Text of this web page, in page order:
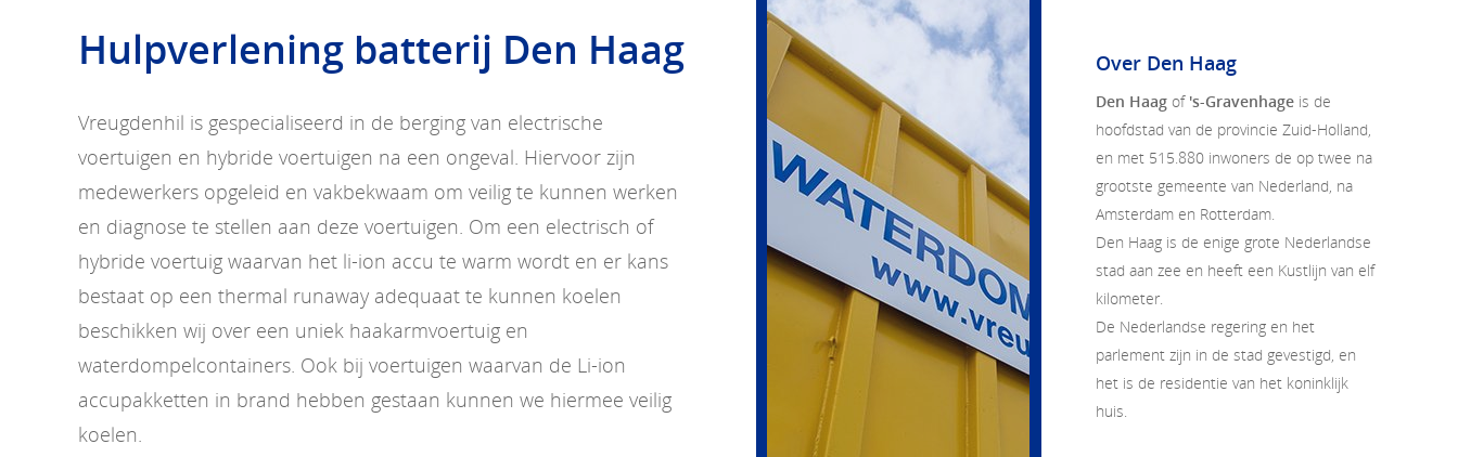
Hulpverlening batterij Den Haag
Vreugdenhil is gespecialiseerd in de berging van electrische
voertuigen en hybride voertuigen na een ongeval. Hiervoor zijn
medewerkers opgeleid en vakbekwaam om veilig te kunnen werken
en diagnose te stellen aan deze voertuigen. Om een electrisch of
hybride voertuig waarvan het li-ion accu te warm wordt en er kans
bestaat op een thermal runaway adequaat te kunnen koelen
beschikken wij over een uniek haakarmvoertuig en
waterdompelcontainers. Ook bij voertuigen waarvan de Li-ion
accupakketten in brand hebben gestaan kunnen we hiermee veilig
koelen.
Over Den Haag
Den Haagof 's-Gravenhageis de
hoofdstad van de provincie Zuid-Holland,
en met 515.880 inwoners de op twee na
grootste gemeente van Nederland, na
Amsterdam en Rotterdam.
Den Haag is de enige grote Nederlandse
stad aan zee en heeft een Kustlijn van elf
kilometer.
De Nederlandse regering en het
parlement zijn in de stad gevestigd, en
het is de residentie van het koninklijk
huis.